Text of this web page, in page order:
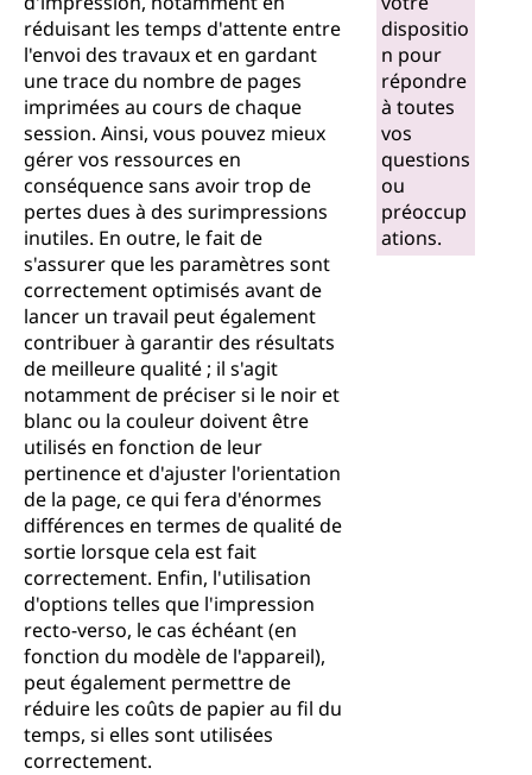
réduisant les temps d'attente entre
l'envoi des travaux et en gardant
une trace du nombre de pages
imprimées au cours de chaque
session. Ainsi, vous pouvez mieux
gérer vos ressources en
conséquence sans avoir trop de
pertes dues à des surimpressions
inutiles. En outre, le fait de
s'assurer que les paramètres sont
correctement optimisés avant de
lancer un travail peut également
contribuer à garantir des résultats
de meilleure qualité ; il s'agit
notamment de préciser si le noir et
blanc ou la couleur doivent être
utilisés en fonction de leur
pertinence et d'ajuster l'orientation
de la page, ce qui fera d'énormes
différences en termes de qualité de
sortie lorsque cela est fait
correctement. Enfin, l'utilisation
d'options telles que l'impression
recto-verso, le cas échéant (en
fonction du modèle de l'appareil),
peut également permettre de
réduire les coûts de papier au fil du
temps, si elles sont utilisées
correctement.
dispositio
n pour
répondre
à toutes
vos
questions
ou
préoccup
ations.